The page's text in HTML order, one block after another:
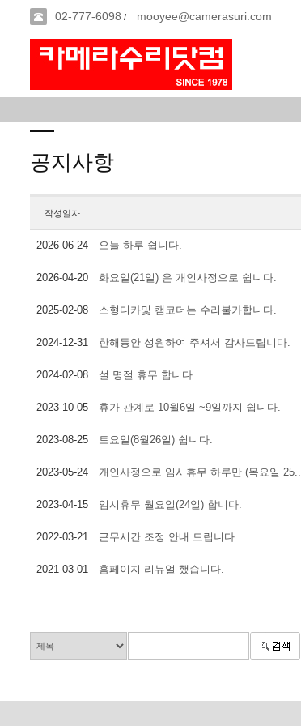
02-777-6098 / mooyee@camerasuri.com
공지사항
작성일자
2026-06-24 오늘 하루 쉽니다.
2026-04-20 화요일(21일) 은 개인사정으로 쉽니다.
2025-02-08 소형디카및 캠코더는 수리불가합니다.
2024-12-31 한해동안 성원하여 주셔서 감사드립니다.
2024-02-08 설 명절 휴무 합니다.
2023-10-05 휴가 관계로 10월6일 ~9일까지 쉽니다.
2023-08-25 토요일(8월26일) 쉽니다.
2023-05-24 개인사정으로 임시휴무 하루만 (목요일 25..
2023-04-15 임시휴무 월요일(24일) 합니다.
2022-03-21 근무시간 조정 안내 드립니다.
2021-03-01 홈페이지 리뉴얼 했습니다.